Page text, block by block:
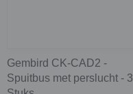
Gembird CK-CAD2 -
Spuitbus met perslucht - 3